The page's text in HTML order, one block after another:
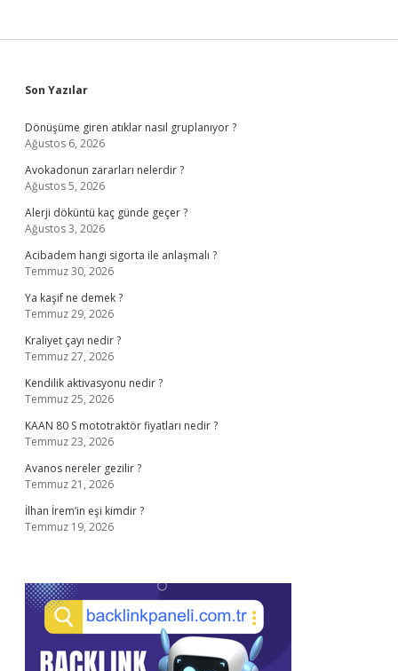
Sidebar
Son Yazılar
Dönüşüme giren atıklar nasıl gruplanıyor ?
Ağustos 6, 2026
Avokadonun zararları nelerdir ?
Ağustos 5, 2026
Alerji döküntü kaç günde geçer ?
Ağustos 3, 2026
Acibadem hangi sigorta ile anlaşmalı ?
Temmuz 30, 2026
Ya kaşif ne demek ?
Temmuz 29, 2026
Kraliyet çayı nedir ?
Temmuz 27, 2026
Kendilik aktivasyonu nedir ?
Temmuz 25, 2026
KAAN 80 S mototraktör fiyatları nedir ?
Temmuz 23, 2026
Avanos nereler gezilir ?
Temmuz 21, 2026
İlhan İrem’in eşi kimdir ?
Temmuz 19, 2026